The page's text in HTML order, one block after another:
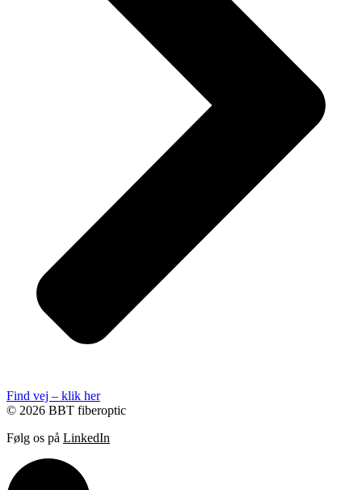
Find vej – klik her
© 2026 BBT fiberoptic
Følg os på LinkedIn